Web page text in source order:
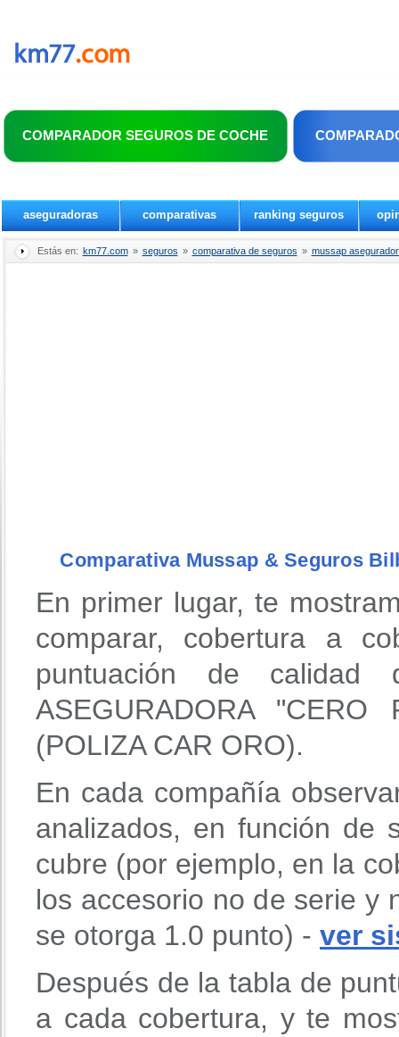
COMPARADOR SEGUROS DE COCHE
aseguradoras comparativas ranking seguros
Estás en: km77.com » seguros » comparativa de seguros » mussap
Comparativa Mussap & Seguros
En primer lugar, te
comparar, cobertura a
puntuación de calidad
ASEGURADORA
(POLIZA CAR ORO).
En cada compañía
analizados, en función de
cubre (por ejemplo, en la
los accesorio no de serie y
se otorga 1.0 punto) - ver
Después de la tabla de
a cada cobertura, y te